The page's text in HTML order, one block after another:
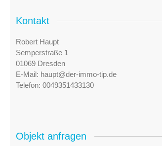
Kontakt
Robert Haupt
Semperstraße 1
01069 Dresden
E-Mail: haupt@der-immo-tip.de
Telefon: 0049351433130
Objekt anfragen